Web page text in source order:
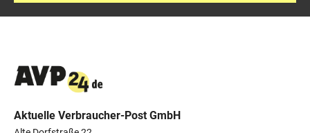
Aktuelle Verbraucher-Post GmbH